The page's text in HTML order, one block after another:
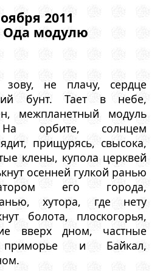
2011
Ода модулю
не плачу, сердце
бунт. Тает в небе,
межпланетный модуль
На орбите, солнцем
прищурясь, свысока,
клены, купола церквей
осенней гулкой ранью
его города,
хутора, где нету
болота, плоскогорья,
вверх дном, частные
и Байкал,